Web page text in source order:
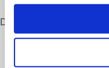
Dit telefonnummer